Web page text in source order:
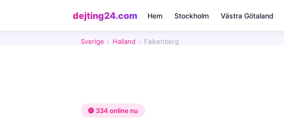
dejting24.com Hem Stockholm Västra Götaland
Sverige › Halland › Falkenberg
🔴 334 online nu